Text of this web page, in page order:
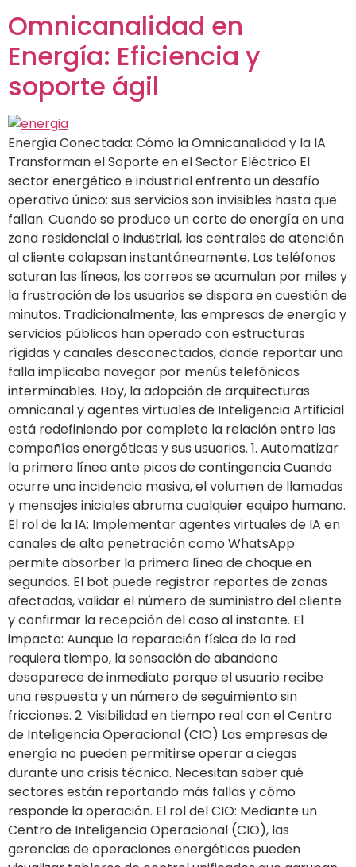
Omnicanalidad en
Energía: Eficiencia y
soporte ágil
Energía Conectada: Cómo la Omnicanalidad y la IA
Transforman el Soporte en el Sector Eléctrico El
sector energético e industrial enfrenta un desafío
operativo único: sus servicios son invisibles hasta que
fallan. Cuando se produce un corte de energía en una
zona residencial o industrial, las centrales de atención
al cliente colapsan instantáneamente. Los teléfonos
saturan las líneas, los correos se acumulan por miles y
la frustración de los usuarios se dispara en cuestión de
minutos. Tradicionalmente, las empresas de energía y
servicios públicos han operado con estructuras
rígidas y canales desconectados, donde reportar una
falla implicaba navegar por menús telefónicos
interminables. Hoy, la adopción de arquitecturas
omnicanal y agentes virtuales de Inteligencia Artificial
está redefiniendo por completo la relación entre las
compañías energéticas y sus usuarios. 1. Automatizar
la primera línea ante picos de contingencia Cuando
ocurre una incidencia masiva, el volumen de llamadas
y mensajes iniciales abruma cualquier equipo humano.
El rol de la IA: Implementar agentes virtuales de IA en
canales de alta penetración como WhatsApp
permite absorber la primera línea de choque en
segundos. El bot puede registrar reportes de zonas
afectadas, validar el número de suministro del cliente
y confirmar la recepción del caso al instante. El
impacto: Aunque la reparación física de la red
requiera tiempo, la sensación de abandono
desaparece de inmediato porque el usuario recibe
una respuesta y un número de seguimiento sin
fricciones. 2. Visibilidad en tiempo real con el Centro
de Inteligencia Operacional (CIO) Las empresas de
energía no pueden permitirse operar a ciegas
durante una crisis técnica. Necesitan saber qué
sectores están reportando más fallas y cómo
responde la operación. El rol del CIO: Mediante un
Centro de Inteligencia Operacional (CIO), las
gerencias de operaciones energéticas pueden